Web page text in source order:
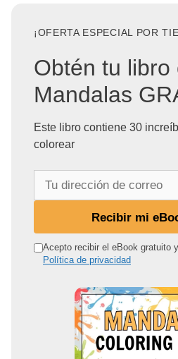
¡OFERTA ESPECIAL POR
Obtén tu libro
Mandalas
Este libro contiene 30
colorear
r
Recibir mi
Acepto recibir el eBook gratuito
Política de privacidad